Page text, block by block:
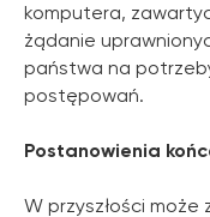
komputera,
żądanie
państwa na
postępowań.
Postanowienia
W przyszłości